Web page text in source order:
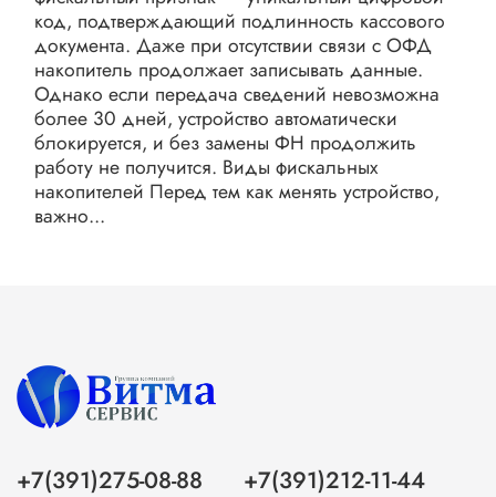
код, подтверждающий подлинность кассового
документа. Даже при отсутствии связи с ОФД
накопитель продолжает записывать данные.
Однако если передача сведений невозможна
более 30 дней, устройство автоматически
блокируется, и без замены ФН продолжить
работу не получится. Виды фискальных
накопителей Перед тем как менять устройство,
важно...
+7(391)275-08-88 +7(391)212-11-44